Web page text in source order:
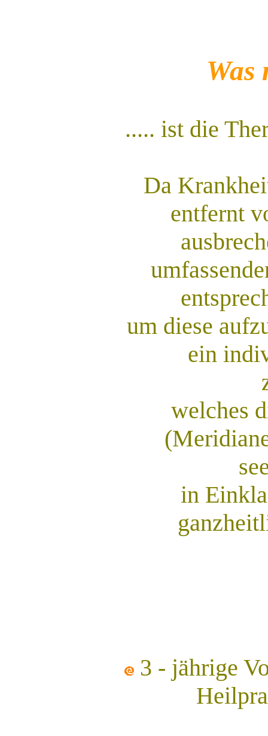
Was
..... ist die
Da
entfernt
um diese
ein
welches
in
3 - jährige